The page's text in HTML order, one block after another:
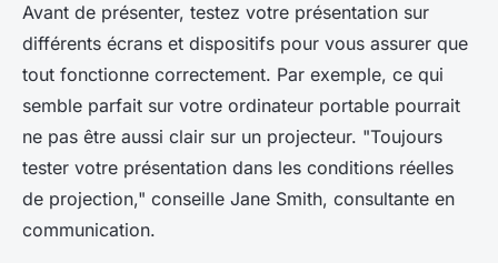
Avant de présenter, testez votre présentation sur
différents écrans et dispositifs pour vous assurer que
tout fonctionne correctement. Par exemple, ce qui
semble parfait sur votre ordinateur portable pourrait
ne pas être aussi clair sur un projecteur. "Toujours
tester votre présentation dans les conditions réelles
de projection," conseille Jane Smith, consultante en
communication.